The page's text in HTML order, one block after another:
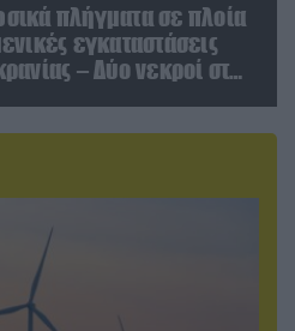
πλήγματα σε πλοία
εγκαταστάσεις
– Δύο νεκροί στην